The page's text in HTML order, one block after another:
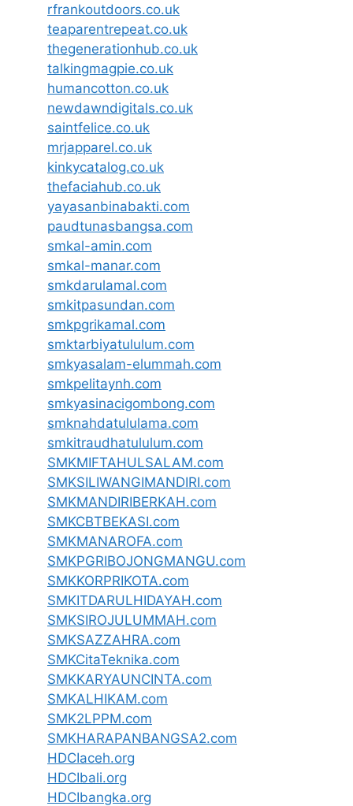
rfrankoutdoors.co.uk
teaparentrepeat.co.uk
thegenerationhub.co.uk
talkingmagpie.co.uk
humancotton.co.uk
newdawndigitals.co.uk
saintfelice.co.uk
mrjapparel.co.uk
kinkycatalog.co.uk
thefaciahub.co.uk
yayasanbinabakti.com
paudtunasbangsa.com
smkal-amin.com
smkal-manar.com
smkdarulamal.com
smkitpasundan.com
smkpgrikamal.com
smktarbiyatululum.com
smkyasalam-elummah.com
smkpelitaynh.com
smkyasinacigombong.com
smknahdatululama.com
smkitraudhatululum.com
SMKMIFTAHULSALAM.com
SMKSILIWANGIMANDIRI.com
SMKMANDIRIBERKAH.com
SMKCBTBEKASI.com
SMKMANAROFA.com
SMKPGRIBOJONGMANGU.com
SMKKORPRIKOTA.com
SMKITDARULHIDAYAH.com
SMKSIROJULUMMAH.com
SMKSAZZAHRA.com
SMKCitaTeknika.com
SMKKARYAUNCINTA.com
SMKALHIKAM.com
SMK2LPPM.com
SMKHARAPANBANGSA2.com
HDCIaceh.org
HDCIbali.org
HDCIbangka.org